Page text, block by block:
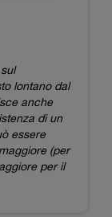
lontano dal
anche
di un
essere
(per
per il